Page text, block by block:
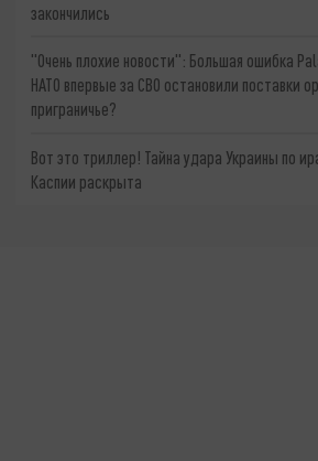
закончились
"Очень плохие новости": Большая ошибка
НАТО впервые за СВО остановили поставки
приграничье?
Вот это триллер! Тайна удара Украины по
Каспии раскрыта